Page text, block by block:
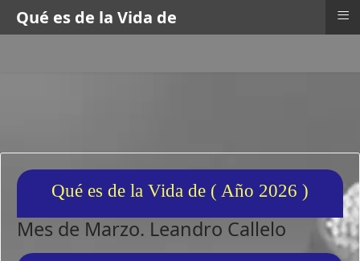
Qué es de la Vida de ( Año 2026 )
Mes de Marzo. Leandro Callelo
Qué es de la Vida de ≡